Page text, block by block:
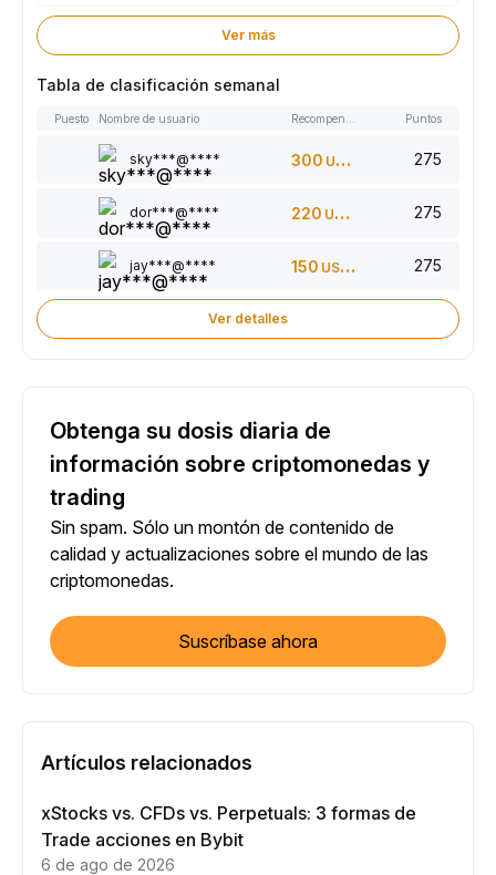
Ver más
Tabla de clasificación semanal
Puesto Nombre de usuario Puntos
sky***@**** 300 USDT 275
dor***@**** 220 USDT 275
jay***@**** 150 USDT 275
Ver detalles
Obtenga su dosis diaria de
información sobre criptomonedas y
trading
Sin spam. Sólo un montón de contenido de
calidad y actualizaciones sobre el mundo de las
criptomonedas.
Suscríbase ahora
Artículos relacionados
xStocks vs. CFDs vs. Perpetuals: 3 formas de
Trade acciones en Bybit
6 de ago de 2026